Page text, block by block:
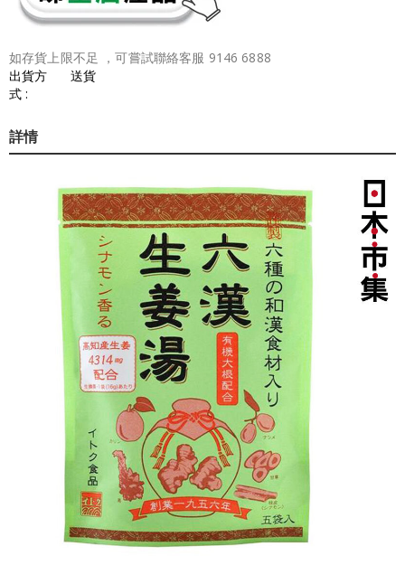
如存貨上限不足 ，可嘗試聯絡客服 9146 6888
出貨方
式 :
送貨
詳情